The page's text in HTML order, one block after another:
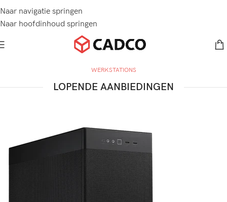
Naar navigatie springen
Naar hoofdinhoud springen
WERKSTATIONS
LOPENDE AANBIEDINGEN